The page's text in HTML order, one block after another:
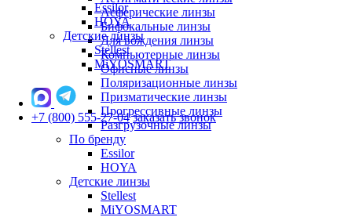
Асферические линзы
Бифокальные линзы
Для вождения линзы
Компьютерные линзы
Офисные линзы
Поляризационные линзы
Призматические линзы
Прогрессивные линзы
Разгрузочные линзы
По бренду
Essilor
HOYA
Детские линзы
Stellest
MiYOSMART
Essilor
HOYA
Детские линзы
Stellest
MiYOSMART
+7 (800) 555-27-04 заказать звонок